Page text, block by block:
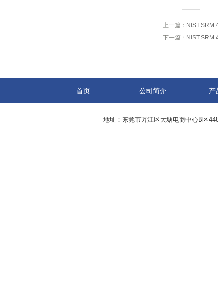
上一篇： NIST SRM
下一篇： NIST SRM
首页 公司简介 产
地址：东莞市万江区大塘电商中心B区